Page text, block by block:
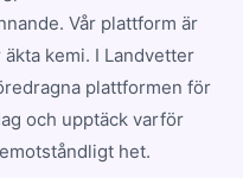
Vår plattform är
kemi. I Landvetter
plattformen för
och upptäck varför
het.